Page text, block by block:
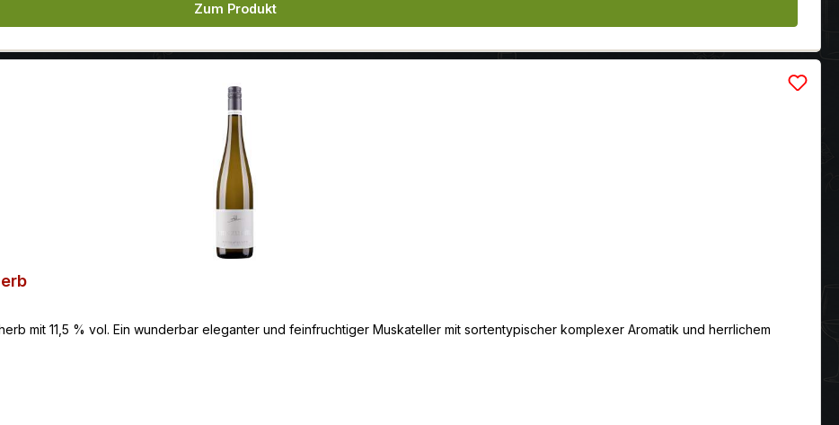
Zum Produkt
mit 11,5 % vol. Ein wunderbar eleganter und feinfruchtiger Muskateller mit sortentypischer komplexer Aromatik und herrlichem